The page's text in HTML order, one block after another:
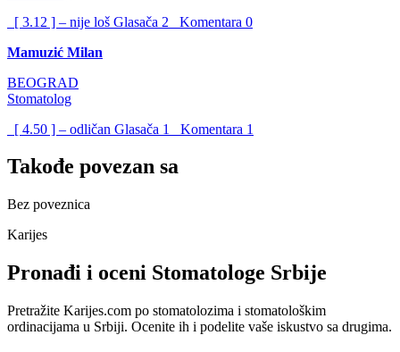
[ 3.12 ] – nije loš Glasača 2 Komentara 0
Mamuzić Milan
BEOGRAD
Stomatolog
[ 4.50 ] – odličan Glasača 1 Komentara 1
Takođe povezan sa
Bez poveznica
Karijes
Pronađi i oceni Stomatologe Srbije
Pretražite Karijes.com po stomatolozima i stomatološkim
ordinacijama u Srbiji. Ocenite ih i podelite vaše iskustvo sa drugima.